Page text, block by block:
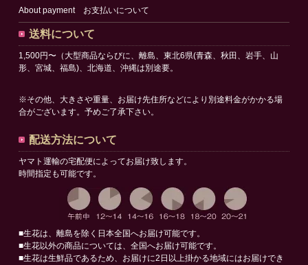
2023/02/24
About payment お支払いについて
送料について
1,500円〜（大型商品ならびに、離島、東北6県(青森、秋田、岩手、山
形、宮城、福島)、北海道、沖縄は別途要。
※その他、大きさや重量、お届け先住所などにより別途料金がかかる場
合がございます。予めご了承下さい。
配送方法について
ヤマト運輸の宅配便によってお届け致します。
時間指定も可能です。
■生花は、離島を除く日本全国へお届け可能です。
■生花以外の商品については、全国へお届け可能です。
■生花は生鮮品であるため、お届けに2日以上掛かる地域にはお届けでき